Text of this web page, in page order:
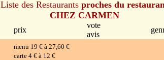
Liste des Restaurants proches du
CHEZ CARMEN
prix
vote
avis
menu 19 € à 27,60 €
carte 4 € à 12 €